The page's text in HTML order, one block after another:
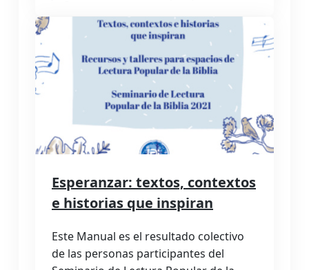
Esperanzar: textos, contextos
e historias que inspiran
Este Manual es el resultado colectivo
de las personas participantes del